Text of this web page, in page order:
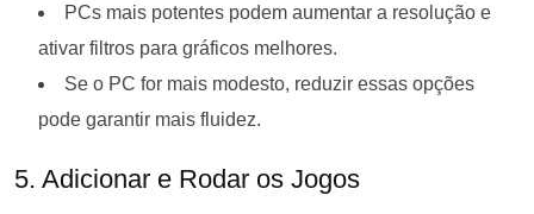
PCs mais potentes podem aumentar a resolução e
ativar filtros para gráficos melhores.
Se o PC for mais modesto, reduzir essas opções
pode garantir mais fluidez.
5. Adicionar e Rodar os Jogos